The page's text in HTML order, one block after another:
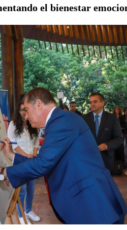
el bienestar